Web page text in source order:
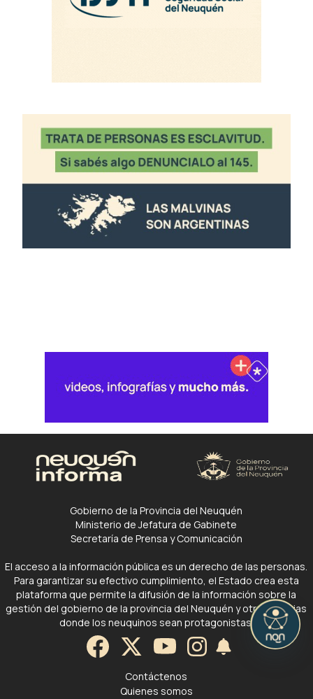
Gobierno de la Provincia del Neuquén
Ministerio de Jefatura de Gabinete
Secretaría de Prensa y Comunicación
El acceso a la información pública es un derecho de las personas.
Para garantizar su efectivo cumplimiento, el Estado crea esta
plataforma que permite la difusión de la información sobre la
gestión del gobierno de la provincia del Neuquén y otras noticias
donde los neuquinos sean protagonistas.
Contáctenos
Quienes somos